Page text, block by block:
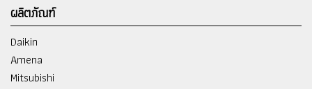
ผลิตภัณฑ์
Daikin
Amena
Mitsubishi